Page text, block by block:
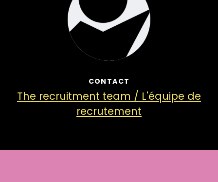
CONTACT
The recruitment team / L'équipe de
recrutement